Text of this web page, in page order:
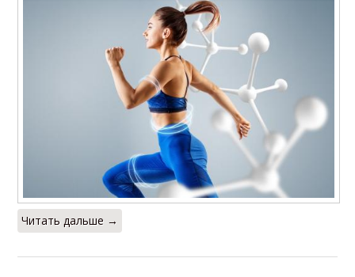
Читать дальше →